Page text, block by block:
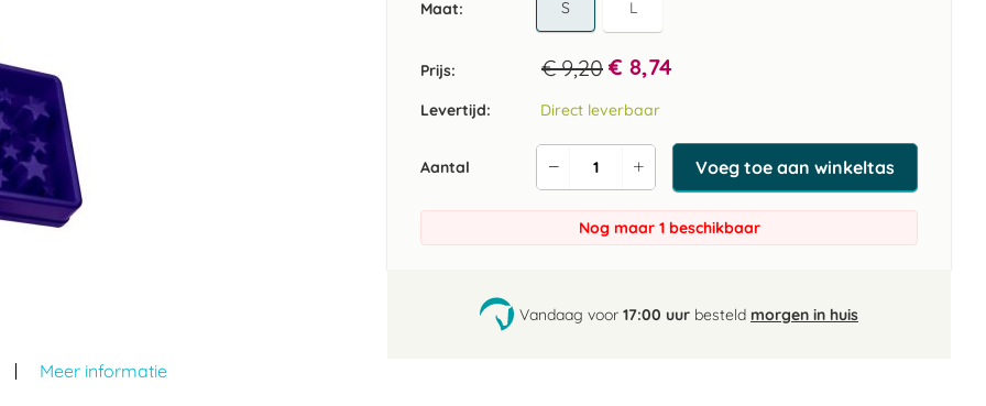
Maat S L
Prijs: € 9,20 € 8,74
Levertijd: Direct leverbaar
Aantal
Verhoog
de
aantal
Verlaag
de
aantal
Voeg toe aan winkeltas
Nog maar 1 beschikbaar
Vandaag voor 17:00 uur besteld morgen in huis
Meer informatie